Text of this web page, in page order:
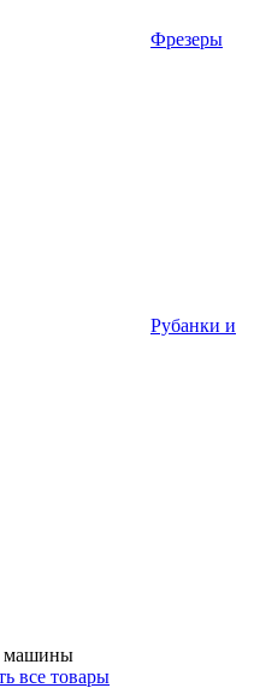
Фрезеры
Рубанки и
машины
все товары